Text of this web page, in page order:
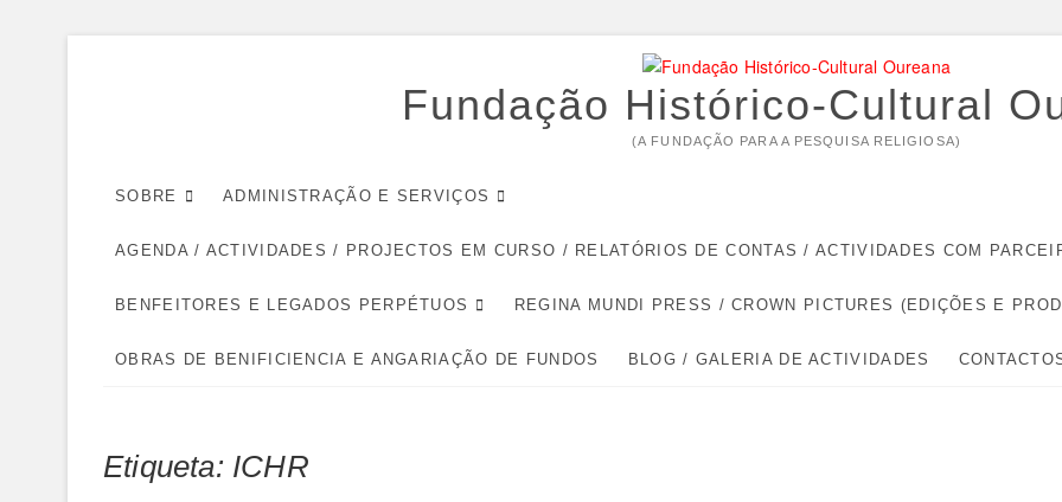
Fundação Histórico-Cultural
(A FUNDAÇÃO PARA A PESQUISA RELIGIOSA)
SOBRE ADMINISTRAÇÃO E SERVIÇOS
AGENDA / ACTIVIDADES / PROJECTOS EM CURSO / RELATÓRIOS DE CONTAS / ACTIVIDADES COM
BENFEITORES E LEGADOS PERPÉTUOS REGINA MUNDI PRESS / CROWN PICTURES (EDIÇÕES E
OBRAS DE BENIFICIENCIA E ANGARIAÇÃO DE FUNDOS BLOG / GALERIA DE ACTIVIDADES
Etiqueta: ICHR